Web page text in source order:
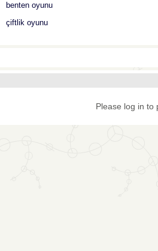
benten oyunu
çiftlik oyunu
Please log in to